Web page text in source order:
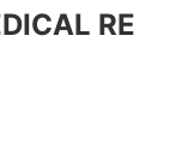
RE